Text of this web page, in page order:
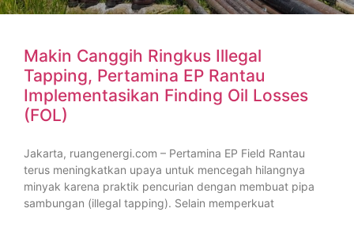
Makin Canggih Ringkus Illegal
Tapping, Pertamina EP Rantau
Implementasikan Finding Oil Losses
(FOL)
Jakarta, ruangenergi.com – Pertamina EP Field Rantau
terus meningkatkan upaya untuk mencegah hilangnya
minyak karena praktik pencurian dengan membuat pipa
sambungan (illegal tapping). Selain memperkuat